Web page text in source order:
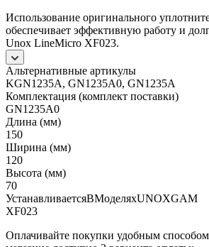
Использование оригинального
обеспечивает эффективную работу и
Unox LineMicro XF023.
Альтернативные артикулы
KGN1235A, GN1235A0, GN1235A
Комплектация (комплект поставки)
GN1235A0
Длина (мм)
150
Ширина (мм)
120
Высота (мм)
70
УстанавливаетсяВМоделяхUNOXGAM
XF023
Оплачивайте покупки удобным